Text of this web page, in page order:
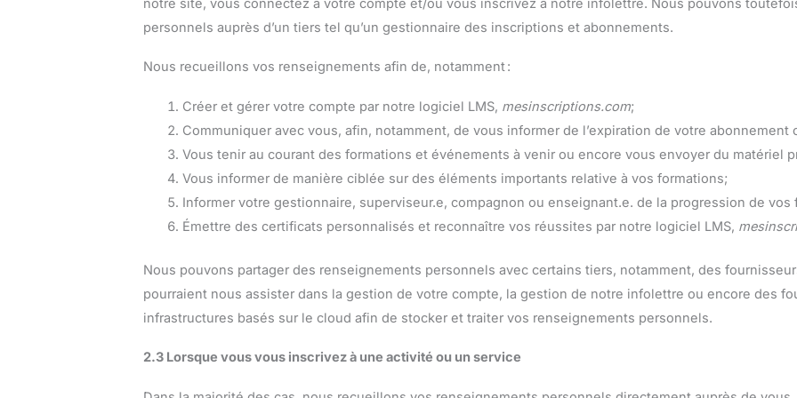
notre site, vous connectez à votre compte et/ou vous inscrivez à notre infolettre. Nous pouvons
personnels auprès d’un tiers tel qu’un gestionnaire des inscriptions et abonnements.
Nous recueillons vos renseignements afin de, notamment :
Créer et gérer votre compte par notre logiciel LMS, mesinscriptions.com;
Communiquer avec vous, afin, notamment, de vous informer de l’expiration de votre abonnement
Vous tenir au courant des formations et événements à venir ou encore vous envoyer du matériel
Vous informer de manière ciblée sur des éléments importants relative à vos formations;
Informer votre gestionnaire, superviseur.e, compagnon ou enseignant.e. de la progression de vos
Émettre des certificats personnalisés et reconnaître vos réussites par notre logiciel LMS,
Nous pouvons partager des renseignements personnels avec certains tiers, notamment, des
pourraient nous assister dans la gestion de votre compte, la gestion de notre infolettre ou encore des
infrastructures basés sur le cloud afin de stocker et traiter vos renseignements personnels.
2.3 Lorsque vous vous inscrivez à une activité ou un service